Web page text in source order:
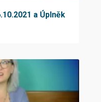
a Úplněk